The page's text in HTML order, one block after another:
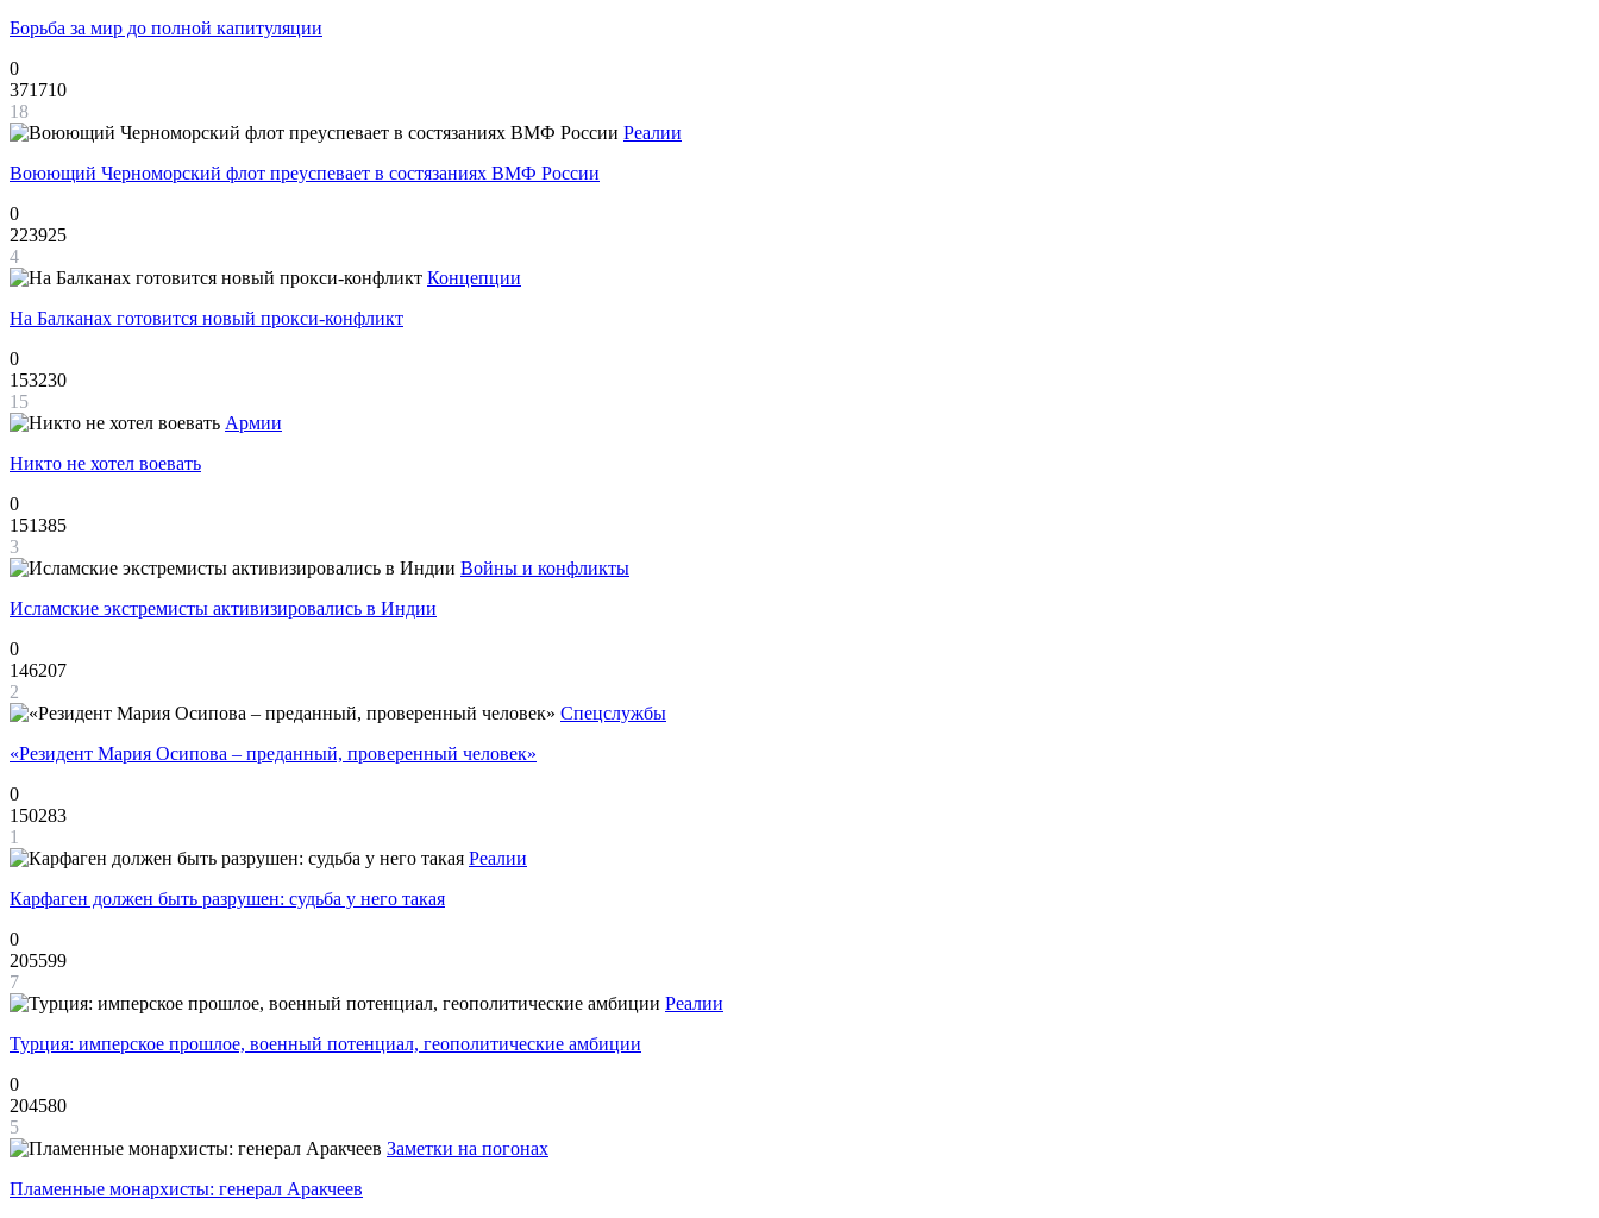
Борьба за мир до полной капитуляции
0
371710
18
Реалии
Воюющий Черноморский флот преуспевает в состязаниях ВМФ России
0
223925
4
Концепции
На Балканах готовится новый прокси-конфликт
0
153230
15
Армии
Никто не хотел воевать
0
151385
3
Войны и конфликты
Исламские экстремисты активизировались в Индии
0
146207
2
Спецслужбы
«Резидент Мария Осипова – преданный, проверенный человек»
0
150283
1
Реалии
Карфаген должен быть разрушен: судьба у него такая
0
205599
7
Реалии
Турция: имперское прошлое, военный потенциал, геополитические амбиции
0
204580
5
Заметки на погонах
Пламенные монархисты: генерал Аракчеев